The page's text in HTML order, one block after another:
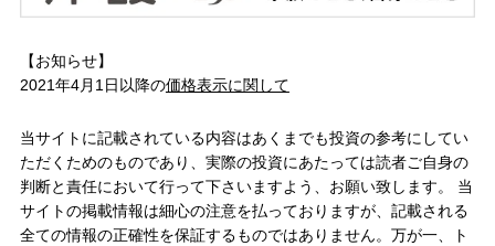
【お知らせ】
2021年4月1日以降の価格表示に関して
当サイトに記載されている内容はあくまでも投資の参考にしてい
ただくためのものであり、実際の投資にあたっては読者ご自身の
判断と責任において行って下さいますよう、お願い致します。 当
サイトの掲載情報は細心の注意を払っておりますが、記載される
全ての情報の正確性を保証するものではありません。万が一、ト